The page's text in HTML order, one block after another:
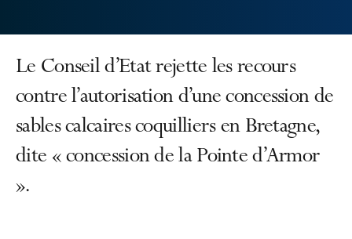
Le Conseil d’Etat rejette les recours
contre l’autorisation d’une concession de
sables calcaires coquilliers en Bretagne,
dite « concession de la Pointe d’Armor
».